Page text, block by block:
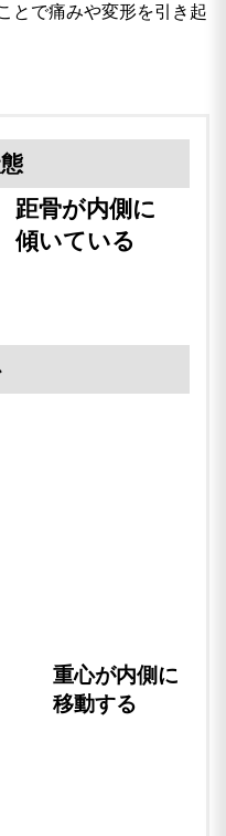
とで痛みや変形を引き起
距骨が内側に
傾いている
重心が内側に
移動する